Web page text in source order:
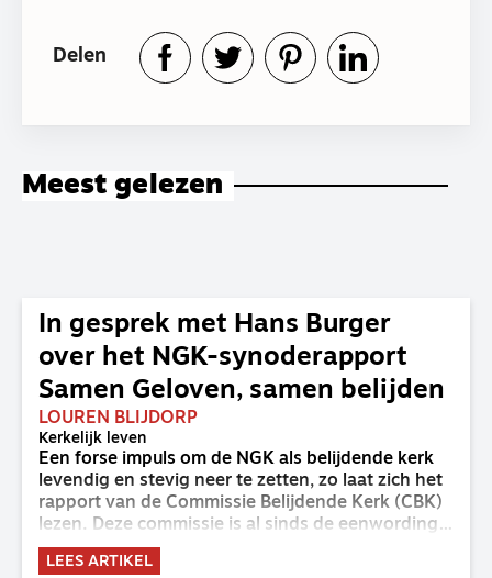
Delen
Meest gelezen
In gesprek met Hans Burger
over het NGK-synoderapport
Samen Geloven, samen belijden
LOUREN BLIJDORP
Kerkelijk leven
Een forse impuls om de NGK als belijdende kerk
levendig en stevig neer te zetten, zo laat zich het
rapport van de Commissie Belijdende Kerk (CBK)
lezen. Deze commissie is al sinds de eenwording
van de GKv en NGK actief en kreeg van de
synode van Deventer in 2023 de opdracht om
LEES ARTIKEL